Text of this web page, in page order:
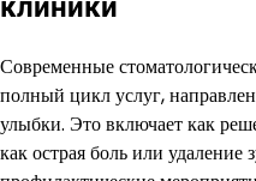
Современные
полный цикл услуг,
улыбки. Это включает как
как острая боль или удаление